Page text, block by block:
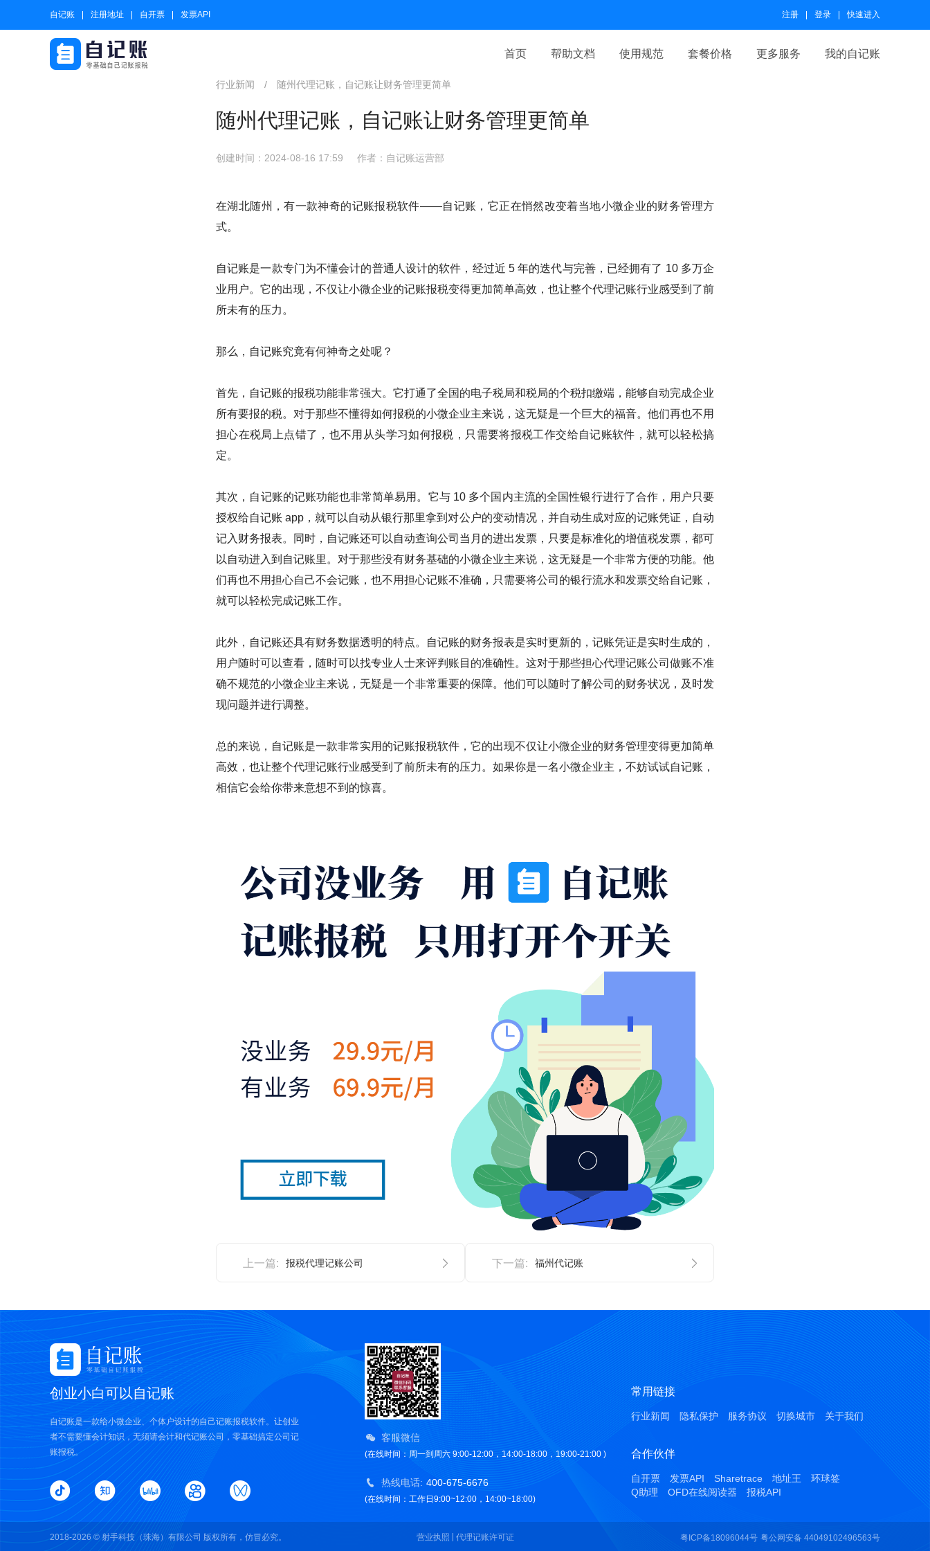
自记账 注册地址 自开票 发票API 注册 登录 快速进入
首页 帮助文档 使用规范 套餐价格 更多服务 我的自记账
行业新闻 / 随州代理记账，自记账让财务管理更简单
随州代理记账，自记账让财务管理更简单
创建时间：2024-08-16 17:59 作者：自记账运营部
在湖北随州，有一款神奇的记账报税软件——自记账，它正在悄然改变着当地小微企业的财务管理方
式。
自记账是一款专门为不懂会计的普通人设计的软件，经过近 5 年的迭代与完善，已经拥有了 10 多万企
业用户。它的出现，不仅让小微企业的记账报税变得更加简单高效，也让整个代理记账行业感受到了前
所未有的压力。
那么，自记账究竟有何神奇之处呢？
首先，自记账的报税功能非常强大。它打通了全国的电子税局和税局的个税扣缴端，能够自动完成企业
所有要报的税。对于那些不懂得如何报税的小微企业主来说，这无疑是一个巨大的福音。他们再也不用
担心在税局上点错了，也不用从头学习如何报税，只需要将报税工作交给自记账软件，就可以轻松搞
定。
其次，自记账的记账功能也非常简单易用。它与 10 多个国内主流的全国性银行进行了合作，用户只要
授权给自记账 app，就可以自动从银行那里拿到对公户的变动情况，并自动生成对应的记账凭证，自动
记入财务报表。同时，自记账还可以自动查询公司当月的进出发票，只要是标准化的增值税发票，都可
以自动进入到自记账里。对于那些没有财务基础的小微企业主来说，这无疑是一个非常方便的功能。他
们再也不用担心自己不会记账，也不用担心记账不准确，只需要将公司的银行流水和发票交给自记账，
就可以轻松完成记账工作。
此外，自记账还具有财务数据透明的特点。自记账的财务报表是实时更新的，记账凭证是实时生成的，
用户随时可以查看，随时可以找专业人士来评判账目的准确性。这对于那些担心代理记账公司做账不准
确不规范的小微企业主来说，无疑是一个非常重要的保障。他们可以随时了解公司的财务状况，及时发
现问题并进行调整。
总的来说，自记账是一款非常实用的记账报税软件，它的出现不仅让小微企业的财务管理变得更加简单
高效，也让整个代理记账行业感受到了前所未有的压力。如果你是一名小微企业主，不妨试试自记账，
相信它会给你带来意想不到的惊喜。
上一篇: 报税代理记账公司 下一篇: 福州代记账
创业小白可以自记账
自记账是一款给小微企业、个体户设计的自己记账报税软件。让创业
者不需要懂会计知识，无须请会计和代记账公司，零基础搞定公司记
账报税。
客服微信
(在线时间：周一到周六 9:00-12:00，14:00-18:00，19:00-21:00 )
热线电话: 400-675-6676
(在线时间：工作日9:00~12:00，14:00~18:00)
常用链接
行业新闻 隐私保护 服务协议 切换城市 关于我们
合作伙伴
自开票 发票API Sharetrace 地址王
环球签
Q助理
OFD在线阅读器 报税API
2018-2026 © 射手科技（珠海）有限公司 版权所有，仿冒必究。 营业执照 代理记账许可证 粤ICP备18096044号 粤公网安备 44049102496563号